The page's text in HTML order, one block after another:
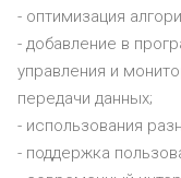
- оптимизация
- добавление в
управления и
передачи данных;
- использования
- поддержка